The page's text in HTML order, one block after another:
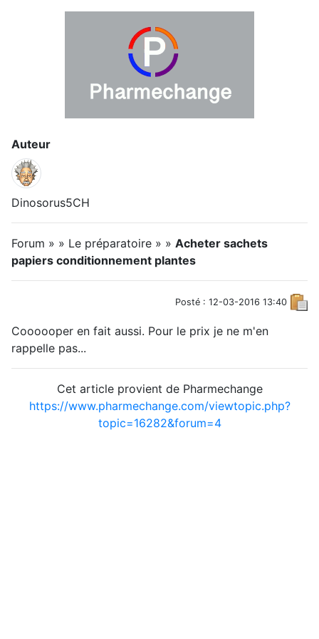
Auteur
Dinosorus5CH
Forum » » Le préparatoire » » Acheter sachets
papiers conditionnement plantes
Posté : 12-03-2016 13:40
Coooooper en fait aussi. Pour le prix je ne m'en
rappelle pas...
Cet article provient de Pharmechange
https://www.pharmechange.com/viewtopic.php?
topic=16282&forum=4